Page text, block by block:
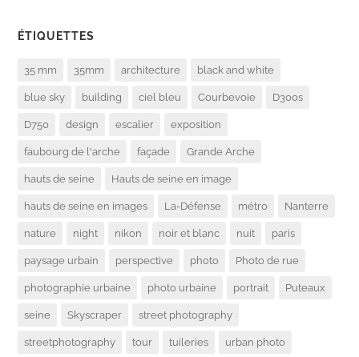
ÉTIQUETTES
35 mm 35mm architecture black and white
blue sky building ciel bleu Courbevoie D300s
D750 design escalier exposition
faubourg de l'arche façade Grande Arche
hauts de seine Hauts de seine en image
hauts de seine en images La-Défense métro Nanterre
nature night nikon noir et blanc nuit paris
paysage urbain perspective photo Photo de rue
photographie urbaine photo urbaine portrait Puteaux
seine Skyscraper street photography
streetphotography tour tuileries urban photo